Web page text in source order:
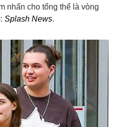
nhấn cho tổng thể là vòng
Splash News.